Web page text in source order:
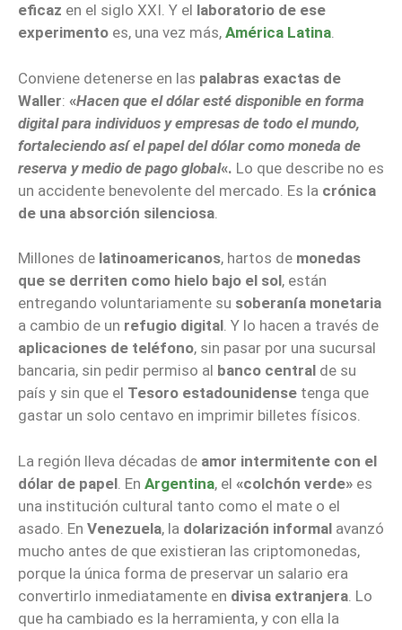
eficaz en el siglo XXI. Y el laboratorio de ese
experimento es, una vez más, América Latina.
Conviene detenerse en las palabras exactas de
Waller: «Hacen que el dólar esté disponible en forma
digital para individuos y empresas de todo el mundo,
fortaleciendo así el papel del dólar como moneda de
reserva y medio de pago global«. Lo que describe no es
un accidente benevolente del mercado. Es la crónica
de una absorción silenciosa
Millones de latinoamericanos, hartos de monedas
que se derriten como hielo bajo el sol, están
entregando voluntariamente su soberanía monetaria
a cambio de un refugio digital. Y lo hacen a través de
aplicaciones de teléfono, sin pasar por una sucursal
bancaria, sin pedir permiso al banco central de su
país y sin que el Tesoro estadounidense tenga que
gastar un solo centavo en imprimir billetes físicos.
La región lleva décadas de amor intermitente con el
dólar de papel . En Argentina, el «colchón verde» es
una institución cultural tanto como el mate o el
asado. En Venezuela, la dolarización informal avanzó
mucho antes de que existieran las criptomonedas,
porque la única forma de preservar un salario era
convertirlo inmediatamente en divisa extranjera . Lo
que ha cambiado es la herramienta, y con ella la